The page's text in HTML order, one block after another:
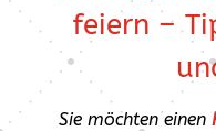
feiern –
Sie möchten einen